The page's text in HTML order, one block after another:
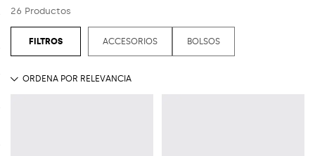
26 Productos
ACCESORIOS BOLSOS